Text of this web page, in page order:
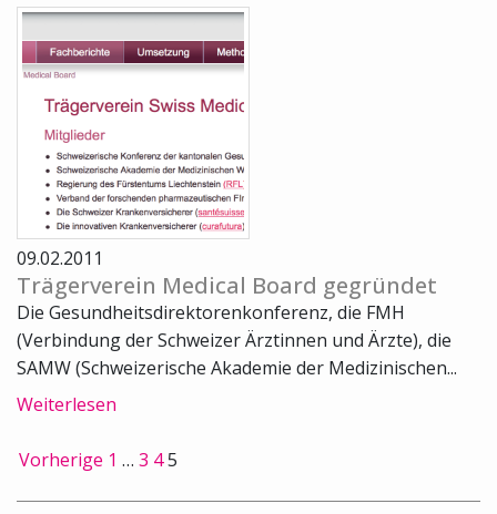
09.02.2011
Trägerverein Medical Board gegründet
Die Gesundheitsdirektorenkonferenz, die FMH
(Verbindung der Schweizer Ärztinnen und Ärzte), die
SAMW (Schweizerische Akademie der Medizinischen...
Weiterlesen
Vorherige 1 … 3 45